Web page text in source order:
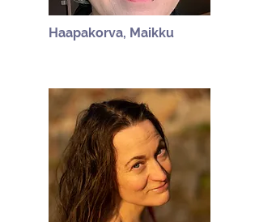
Haapakorva, Maikku